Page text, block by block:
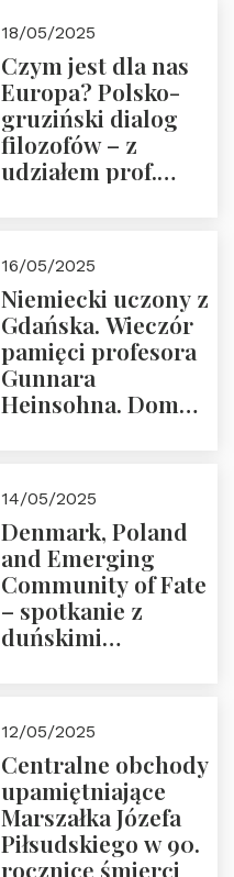
społeczny, członek
Kapituły Nagrody
im. Prezydenta
Lecha
Kaczyńskiego.
Wielki autorytet.
18/05/2025
Czym jest dla nas
Europa? Polsko-
gruziński dialog
filozofów – z
udziałem prof.
Dom Trójmorza 23
maja 2025 r. godz.
18:00.
16/05/2025
Niemiecki uczony z
Gdańska. Wieczór
pamięci profesora
Gunnara
Heinsohna. Dom
14/05/2025
Denmark, Poland
and Emerging
Community of Fate
– spotkanie z
duńskimi
12/05/2025
Centralne obchody
upamiętniające
Marszałka Józefa
Piłsudskiego w 90.
rocznicę śmierci